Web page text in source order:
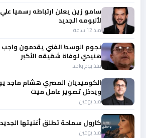
سامو زين يعلن ارتباطه رسميا
لألبومه الجديد
منذ 12 ساعة
نجوم الوسط الفني يقدمون واجب
هنيدي لوفاة شقيقه الأكبر
منذ يوم واحد
الكوميديان المصري هشام ماجد
ويدخل تصوير عامل ميت
منذ يومين
كارول سماحة تطلق أغنيتها
منذ يومين